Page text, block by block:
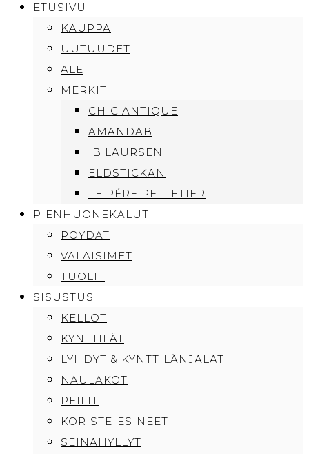
websiteETUSIVU
KAUPPA
UUTUUDET
ALE
MERKIT
CHIC ANTIQUE
AMANDAB
IB LAURSEN
ELDSTICKAN
LE PÉRE PELLETIER
PIENHUONEKALUT
PÖYDÄT
VALAISIMET
TUOLIT
SISUSTUS
KELLOT
KYNTTILÄT
LYHDYT & KYNTTILÄNJALAT
NAULAKOT
PEILIT
KORISTE-ESINEET
SEINÄHYLLYT